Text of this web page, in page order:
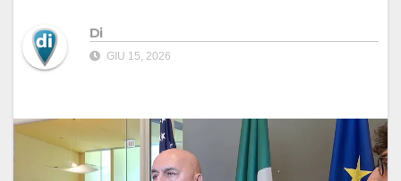
Di
GIU 15, 2026